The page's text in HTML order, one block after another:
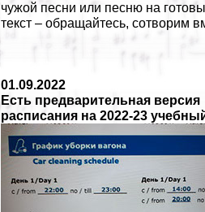
чужой песни или песню на
текст – обращайтесь, сотворим
01.09.2022
Есть предварительная версия
расписания на 2022-23